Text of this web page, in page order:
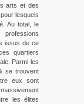
arts et des
lesquels
Au total, le
issus de ce
quartiers
Parmi les
se trouvent
eux sont
les élites